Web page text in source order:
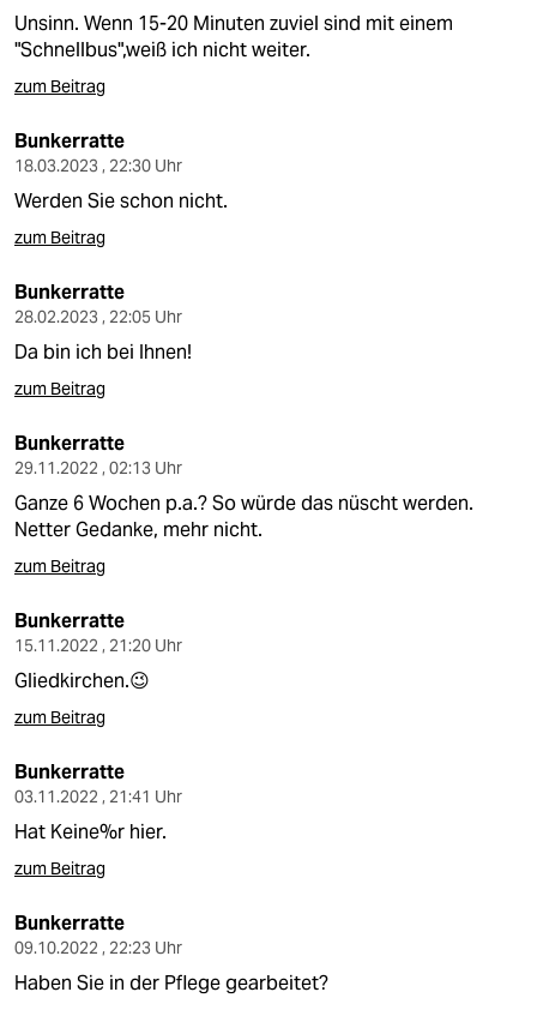
Unsinn. Wenn 15-20 Minuten zuviel sind mit einem
"Schnellbus",weiß ich nicht weiter.
zum Beitrag
Bunkerratte
18.03.2023 , 22:30 Uhr
Werden Sie schon nicht.
zum Beitrag
Bunkerratte
28.02.2023 , 22:05 Uhr
Da bin ich bei Ihnen!
zum Beitrag
Bunkerratte
29.11.2022 , 02:13 Uhr
Ganze 6 Wochen p.a.? So würde das nüscht werden.
Netter Gedanke, mehr nicht.
zum Beitrag
Bunkerratte
15.11.2022 , 21:20 Uhr
Gliedkirchen.😉
zum Beitrag
Bunkerratte
03.11.2022 , 21:41 Uhr
Hat Keine%r hier.
zum Beitrag
Bunkerratte
09.10.2022 , 22:23 Uhr
Haben Sie in der Pflege gearbeitet?